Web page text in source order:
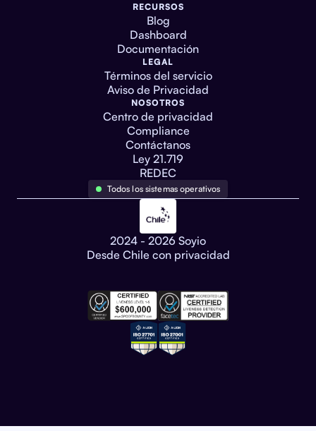
RECURSOS
Blog
Dashboard
Documentación
LEGAL
Términos del servicio
Aviso de Privacidad
NOSOTROS
Centro de privacidad
Compliance
Contáctanos
Ley 21.719
REDEC
Todos los sistemas operativos
2024 - 2026 Soyio
Desde Chile con privacidad